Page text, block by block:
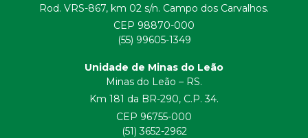
Rod. VRS-867, km 02 s/n. Campo dos Carvalhos.
CEP 98870-000
(55) 99605-1349
Unidade de Minas do Leão
Minas do Leão – RS.
Km 181 da BR-290, C.P. 34.
CEP 96755-000
(51) 3652-2962